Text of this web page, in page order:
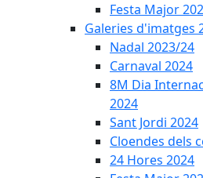
Festa Major
Galeries d'imatges
Nadal 2023/24
Carnaval 2024
8M Dia
2024
Sant Jordi 2024
Cloendes dels
24 Hores 2024